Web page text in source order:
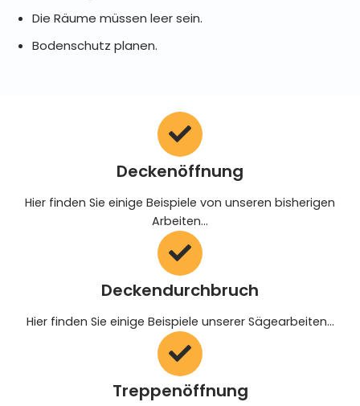
Die Räume müssen leer sein.
Bodenschutz planen.
Deckenöffnung
Hier finden Sie einige Beispiele von unseren bisherigen
Arbeiten...
Deckendurchbruch
Hier finden Sie einige Beispiele unserer Sägearbeiten...
Treppenöffnung